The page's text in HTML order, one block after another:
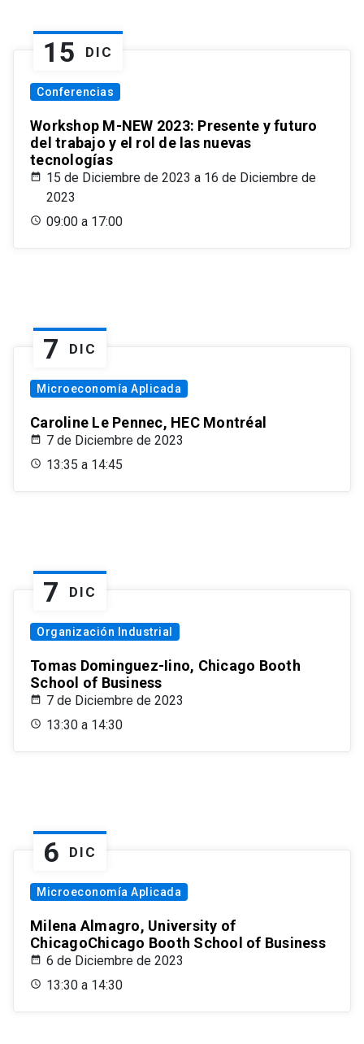
15 DIC
Conferencias
Workshop M-NEW 2023: Presente y futuro
del trabajo y el rol de las nuevas
tecnologías
15 de Diciembre de 2023 a 16 de Diciembre de
2023
09:00 a 17:00
7 DIC
Microeconomía Aplicada
Caroline Le Pennec, HEC Montréal
7 de Diciembre de 2023
13:35 a 14:45
7 DIC
Organización Industrial
Tomas Dominguez-Iino, Chicago Booth
School of Business
7 de Diciembre de 2023
13:30 a 14:30
6 DIC
Microeconomía Aplicada
Milena Almagro, University of
ChicagoChicago Booth School of Business
6 de Diciembre de 2023
13:30 a 14:30